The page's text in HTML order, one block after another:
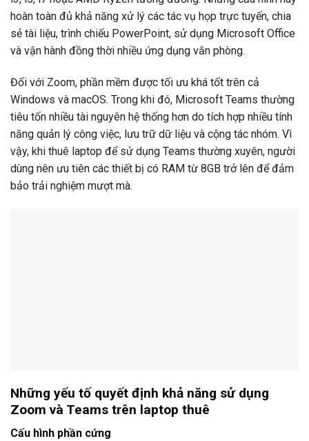
hoàn toàn đủ khả năng xử lý các tác vụ họp trực tuyến, chia
sẻ tài liệu, trình chiếu PowerPoint, sử dụng Microsoft Office
và vận hành đồng thời nhiều ứng dụng văn phòng.
Đối với Zoom, phần mềm được tối ưu khá tốt trên cả
Windows và macOS. Trong khi đó, Microsoft Teams thường
tiêu tốn nhiều tài nguyên hệ thống hơn do tích hợp nhiều tính
năng quản lý công việc, lưu trữ dữ liệu và cộng tác nhóm. Vì
vậy, khi thuê laptop để sử dụng Teams thường xuyên, người
dùng nên ưu tiên các thiết bị có RAM từ 8GB trở lên để đảm
bảo trải nghiệm mượt mà.
Những yếu tố quyết định khả năng sử dụng
Zoom và Teams trên laptop thuê
Cấu hình phần cứng